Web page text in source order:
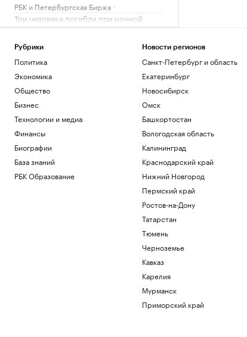
РБК и Петербургская Биржа
Три человека погибли при ночной
атаке на Белгород
Политика
Число погибших в ходе протестов в
пакистанской зоне Кашмира достигло
89
Политика
Хуситы атаковали беспилотником НПЗ
Aramco в Джизане
Общество
КРТ по-кавказски: Минстрой РФ
отметил взрывной рост
Краснодарский край
Как внуки влияют на здоровье бабушек
«Последняя капля»: о чем говорят
Рубрики
Политика
Экономика
Общество
Бизнес
Технологии и медиа
Финансы
Биографии
База знаний
РБК Образование
Новости регионов
Санкт-Петербург и область
Екатеринбург
Новосибирск
Омск
Башкортостан
Вологодская область
Калининград
Краснодарский край
Нижний Новгород
Пермский край
Ростов-на-Дону
Татарстан
Тюмень
Черноземье
Кавказ
Карелия
Мурманск
Приморский край